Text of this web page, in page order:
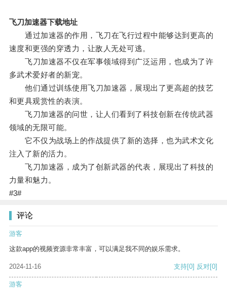
飞刀加速器下载地址
通过加速器的作用，飞刀在飞行过程中能够达到更高的
速度和更强的穿透力，让敌人无处可逃。
飞刀加速器不仅在军事领域得到广泛运用，也成为了许
多武术爱好者的新宠。
他们通过训练使用飞刀加速器，展现出了更高超的技艺
和更具观赏性的表演。
飞刀加速器的问世，让人们看到了科技创新在传统武器
领域的无限可能。
它不仅为战场上的作战提供了新的选择，也为武术文化
注入了新的活力。
飞刀加速器，成为了创新武器的代表，展现出了科技的
力量和魅力。
#3#
评论
游客
这款app的视频资源非常丰富，可以满足我不同的娱乐需求。
2024-11-16 支持[0] 反对[0]
游客